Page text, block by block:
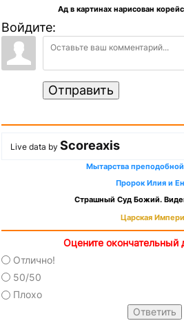
Ад в картинах нарисован
Войдите:
Отправить
Live data by Scoreaxis
Мытарства
Пророк Илия и
Страшный Суд Божий.
Царская
Оцените окончательный
Отлично!
50/50
Плохо